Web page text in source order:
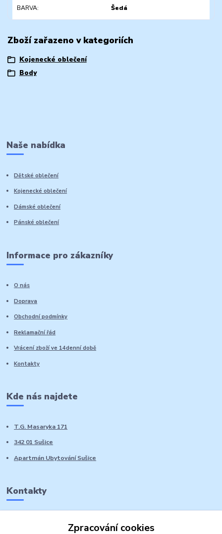
BARVA Šedá
Zboží zařazeno v kategoriích
Kojenecké oblečení
Body
Naše nabídka
Dětské oblečení
Kojenecké oblečení
Dámské oblečení
Pánské oblečení
Informace pro zákazníky
O nás
Doprava
Obchodní podmínky
Reklamační řád
Vrácení zboží ve 14denní době
Kontakty
Kde nás najdete
T.G. Masaryka 171
342 01 Sušice
Apartmán Ubytování Sušice
Kontakty
Zpracování cookies